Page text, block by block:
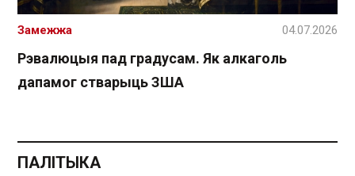
Рэвалюцыя пад градусам. Як алкаголь
дапамог стварыць ЗША
Замежжа 04.07.2026
ПАЛІТЫКА